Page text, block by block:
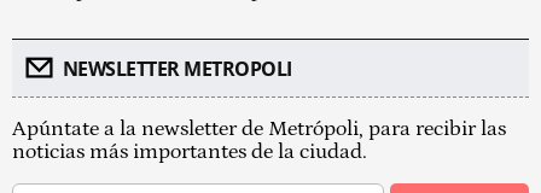
NEWSLETTER METROPOLI
Apúntate a la newsletter de Metrópoli, para recibir las
noticias más importantes de la ciudad.